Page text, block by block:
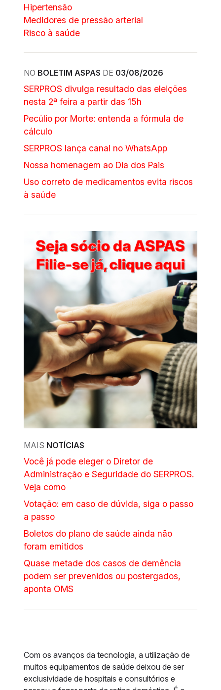
Hipertensão
Medidores de pressão arterial
Risco à saúde
NO BOLETIM ASPAS DE 03/08/2026
SERPROS divulga resultado das eleições
nesta 2ª feira a partir das 15h
Pecúlio por Morte: entenda a fórmula de
cálculo
SERPROS lança canal no WhatsApp
Nossa homenagem ao Dia dos Pais
Uso correto de medicamentos evita riscos
à saúde
MAIS NOTÍCIAS
Você já pode eleger o Diretor de
Administração e Seguridade do SERPROS.
Veja como
Votação: em caso de dúvida, siga o passo
a passo
Boletos do plano de saúde ainda não
foram emitidos
Quase metade dos casos de demência
podem ser prevenidos ou postergados,
aponta OMS
Com os avanços da tecnologia, a utilização de
muitos equipamentos de saúde deixou de ser
exclusividade de hospitais e consultórios e